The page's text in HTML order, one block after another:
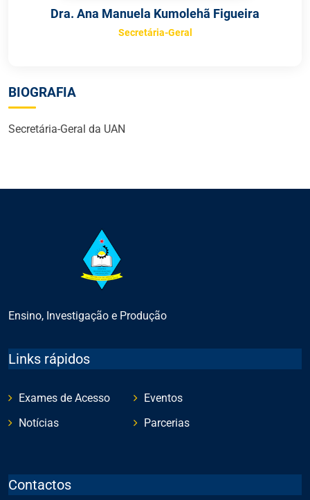
Dra. Ana Manuela Kumolehã Figueira
Secretária-Geral
BIOGRAFIA
Secretária-Geral da UAN
Ensino, Investigação e Produção
Links rápidos
Exames de Acesso
Notícias
Eventos
Parcerias
Contactos